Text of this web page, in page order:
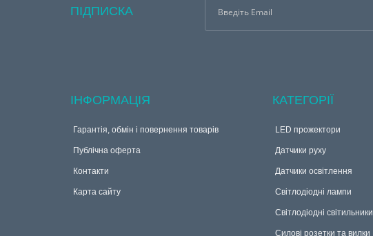
ПІДПИСКА
ІНФОРМАЦІЯ
Гарантія, обмін і повернення товарів
Публічна оферта
Контакти
Карта сайту
КАТЕГОРІЇ
LED прожектори
Датчики руху
Датчики освітлення
Світлодіодні лампи
Світлодіодні світильники
Силові розетки та вилки